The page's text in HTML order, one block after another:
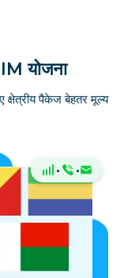
योजना
क्षेत्रीय पैकेज बेहतर मूल्य
· ·